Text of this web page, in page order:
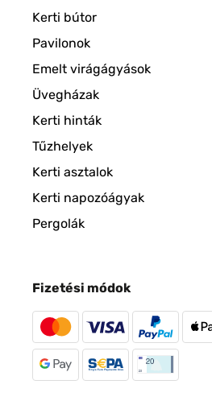
Kerti bútor
Pavilonok
Emelt virágágyások
Üvegházak
Kerti hinták
Tűzhelyek
Kerti asztalok
Kerti napozóágyak
Pergolák
Fizetési módok